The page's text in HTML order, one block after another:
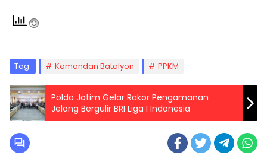
Tag: Komandan Batalyon PPKM
Polda Jatim Gelar Rakor Pengamanan
Jelang Bergulir BRI Liga I Indonesia